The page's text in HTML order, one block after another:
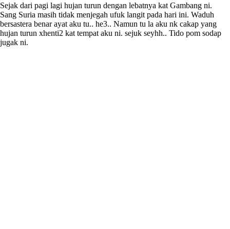
Sejak dari pagi lagi hujan turun dengan lebatnya kat Gambang ni.
Sang Suria masih tidak menjegah ufuk langit pada hari ini. Waduh
bersastera benar ayat aku tu.. he3.. Namun tu la aku nk cakap yang
hujan turun xhenti2 kat tempat aku ni. sejuk seyhh.. Tido pom sodap
jugak ni.